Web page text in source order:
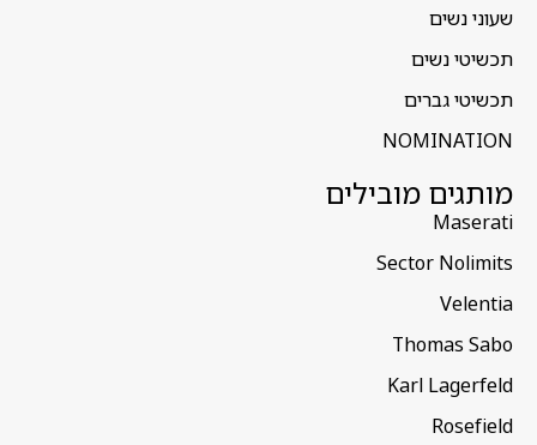
שעוני נשים
תכשיטי נשים
תכשיטי גברים
NOMINATION
מותגים מובילים
Maserati
Sector Nolimits
Velentia
Thomas Sabo
Karl Lagerfeld
Rosefield